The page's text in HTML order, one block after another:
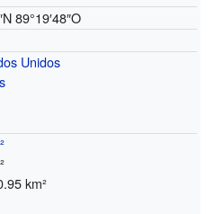
89°19′48″O
Unidos
km²